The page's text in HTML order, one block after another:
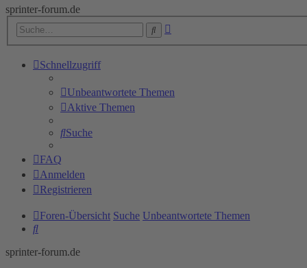
sprinter-forum.de
Suche
Schnellzugriff
Unbeantwortete Themen
Aktive Themen
Suche
FAQ
Anmelden
Registrieren
Foren-Übersicht Suche Unbeantwortete Themen
Suche
sprinter-forum.de